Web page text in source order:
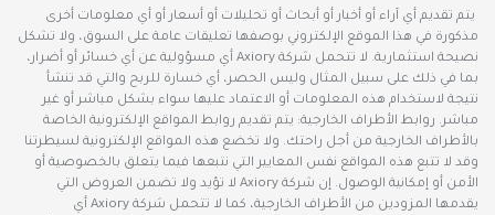
يتم تقديم أي آراء أو أخبار أو أبحاث أو تحليلات أو أسعار أو أي معلومات أخرى
مذكورة في هذا الموقع الإلكتروني بوصفها تعليقات عامة على السوق، ولا تشكل
نصيحة استثمارية. لا تتحمل شركة Axiory أي مسؤولية عن أي خسائر أو أضرار،
بما في ذلك على سبيل المثال وليس الحصر، أي خسارة للربح والتي قد تنشأ
نتيجة لاستخدام هذه المعلومات أو الاعتماد عليها سواء بشكل مباشر أو غير
مباشر. روابط الأطراف الخارجية: يتم تقديم روابط المواقع الإلكترونية الخاصة
بالأطراف الخارجية من أجل راحتك. ولا تخضع هذه المواقع الإلكترونية لسيطرتنا
وقد لا تتبع هذه المواقع نفس المعايير التي نتبعها فيما يتعلق بالخصوصية أو
الأمن أو إمكانية الوصول. إن شركة Axiory لا تؤيد ولا تضمن العروض التي
يقدمها المزودين من الأطراف الخارجية، كما لا تتحمل شركة Axiory أي